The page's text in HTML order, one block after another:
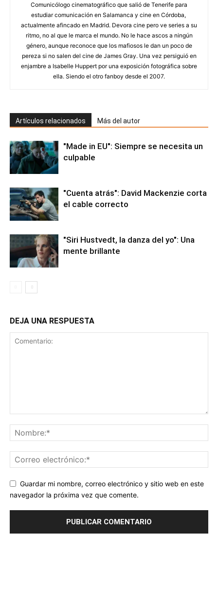
Comunicólogo cinematográfico que salió de Tenerife para
estudiar comunicación en Salamanca y cine en Córdoba,
actualmente afincado en Madrid. Devora cine pero ve series a su
ritmo, no al que le marca el mundo. No le hace ascos a ningún
género, aunque reconoce que los mafiosos le dan un poco de
pereza si no salen del cine de James Gray. Una vez persiguió en
enjambre a Isabelle Huppert por una exposición fotográfica sobre
ella. Siendo el otro fanboy desde el 2007.
Artículos relacionados Más del autor
"Made in EU": Siempre se necesita un
culpable
"Cuenta atrás": David Mackenzie corta
el cable correcto
"Siri Hustvedt, la danza del yo": Una
mente brillante
DEJA UNA RESPUESTA
Guardar mi nombre, correo electrónico y sitio web en este
navegador la próxima vez que comente.